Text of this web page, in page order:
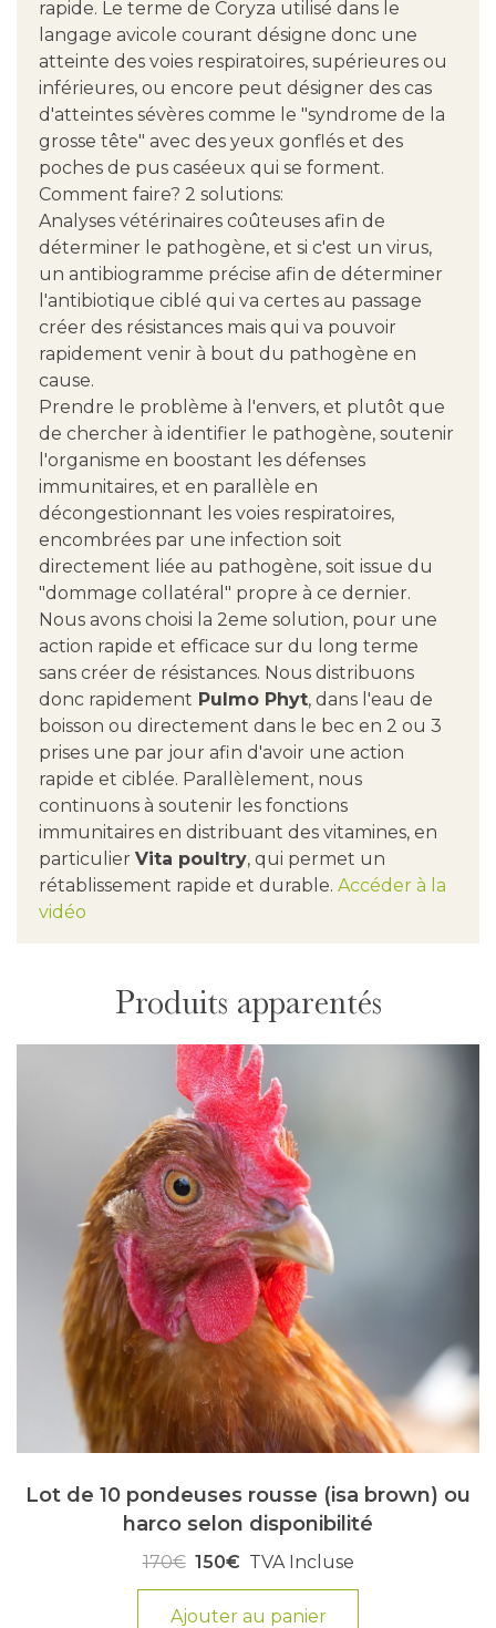
rapide. Le terme de Coryza utilisé dans le
langage avicole courant désigne donc une
atteinte des voies respiratoires, supérieures ou
inférieures, ou encore peut désigner des cas
d'atteintes sévères comme le "syndrome de la
grosse tête" avec des yeux gonflés et des
poches de pus caséeux qui se forment.
Comment faire? 2 solutions:
Analyses vétérinaires coûteuses afin de
déterminer le pathogène, et si c'est un virus,
un antibiogramme précise afin de déterminer
l'antibiotique ciblé qui va certes au passage
créer des résistances mais qui va pouvoir
rapidement venir à bout du pathogène en
cause.
Prendre le problème à l'envers, et plutôt que
de chercher à identifier le pathogène, soutenir
l'organisme en boostant les défenses
immunitaires, et en parallèle en
décongestionnant les voies respiratoires,
encombrées par une infection soit
directement liée au pathogène, soit issue du
"dommage collatéral" propre à ce dernier.
Nous avons choisi la 2eme solution, pour une
action rapide et efficace sur du long terme
sans créer de résistances. Nous distribuons
donc rapidement Pulmo Phyt, dans l'eau de
boisson ou directement dans le bec en 2 ou 3
prises une par jour afin d'avoir une action
rapide et ciblée. Parallèlement, nous
continuons à soutenir les fonctions
immunitaires en distribuant des vitamines, en
particulier Vita poultry, qui permet un
rétablissement rapide et durable. Accéder à la
vidéo
Produits apparentés
Lot de 10 pondeuses rousse (isa brown) ou
harco selon disponibilité
170€ 150€ TVA Incluse
Ajouter au panier